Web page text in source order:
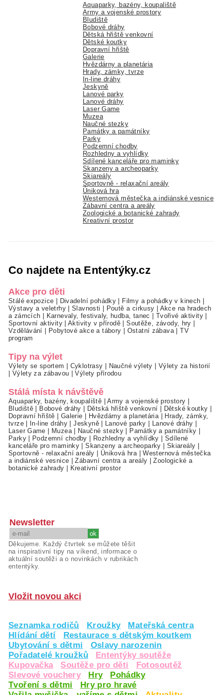
Aquaparky, bazény, koupaliště
Army a vojenské prostory
Bludiště
Bobové dráhy
Dětská hřiště venkovní
Dětské koutky
Dopravní hřiště
Galerie
Hvězdárny a planetária
Hrady, zámky, tvrze
In-line dráhy
Jeskyně
Lanové parky
Lanové dráhy
Laser Game
Muzea
Naučné stezky
Památky a památníky
Parky
Podzemní chodby
Rozhledny a vyhlídky
Sdílené kanceláře pro maminky
Skanzeny a archeoparky
Skiareály
Sportovně - relaxační areály
Úniková hra
Westernová městečka a indiánské vesnice
Zábavní centra a areály
Zoologické a botanické zahrady
Kreativní prostor
Co najdete na Ententýky.cz
Akce pro děti
Stálé expozice Divadelní pohádky Filmy a pohádky v kinech
Výstavy a veletrhy|Slavnosti Poutě a cirkusy
Akce na hradech
a zámcích
Karnevaly, festivaly, hudba, tanec Tvořivé aktivity
Sportovní aktivity|Aktivity v přírodě |Soutěže, závody, hry
Vzdělávání
Pobytové akce a tábory Ostatní zábava |TV
program
Tipy na výlet
Výlety se sportem Cyklotrasy Naučné výlety
Výlety za historií
Výlety za zábavou |Výlety přírodou
Stálá místa k návštěvě
Aquaparky, bazény, koupaliště |Army a vojenské prostory
Bludiště
Bobové dráhy Dětská hřiště venkovní Dětské koutky
Dopravní hřiště
Galerie Hvězdárny a planetária
Hrady, zámky,
tvrze| In-line dráhy |Jeskyně| Lanové parky Lanové dráhy
Laser Game
Muzea| Naučné stezky Památky a památníky
Parky| Podzemní chodby Rozhledny a vyhlídky
Sdílené
kanceláře pro maminky |Skanzeny a archeoparky Skiareály
Sportovně - relaxační areály
Úniková hra |Westernová městečka
a indiánské vesnice |Zábavní centra a areály |Zoologické a
botanické zahrady
Kreativní prostor
Newsletter
Děkujeme. Každý čtvrtek se můžete těšit
na inspirativní tipy na víkend, informace o
aktuální soutěži a o novinkách v rubrikách
ententýky.
Vložit novou akci
Seznamka rodičů Kroužky
Mateřská centra
Hlídání dětí
Restaurace s dětským koutkem
Ubytování s dětmi
Oslavy narozenin
Pořadatelé kroužků
Ententýky soutěže
Kupovačka
Soutěže pro děti
Fotosoutěž
Slevové vouchery
Hry
Pohádky
Tvoření s dětmi
Hry pro hravé